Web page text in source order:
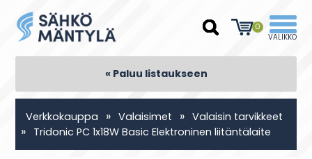
0
« Paluu listaukseen
Verkkokauppa » Valaisimet » Valaisin tarvikkeet
» Tridonic PC 1x18W Basic Elektroninen liitäntälaite